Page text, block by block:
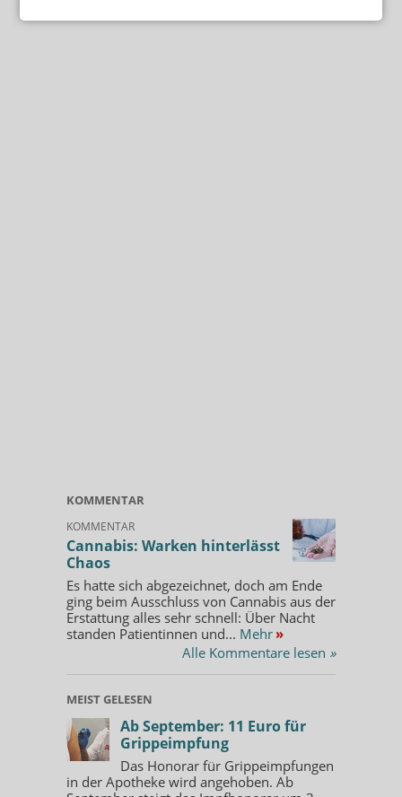
KOMMENTAR
KOMMENTAR
Cannabis: Warken hinterlässt
Chaos
Es hatte sich abgezeichnet, doch am Ende
ging beim Ausschluss von Cannabis aus der
Erstattung alles sehr schnell: Über Nacht
standen Patientinnen und... Mehr »
Alle Kommentare lesen »
MEIST GELESEN
Ab September: 11 Euro für
Grippeimpfung
Das Honorar für Grippeimpfungen
in der Apotheke wird angehoben. Ab